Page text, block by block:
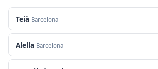
Teià Barcelona
Alella Barcelona